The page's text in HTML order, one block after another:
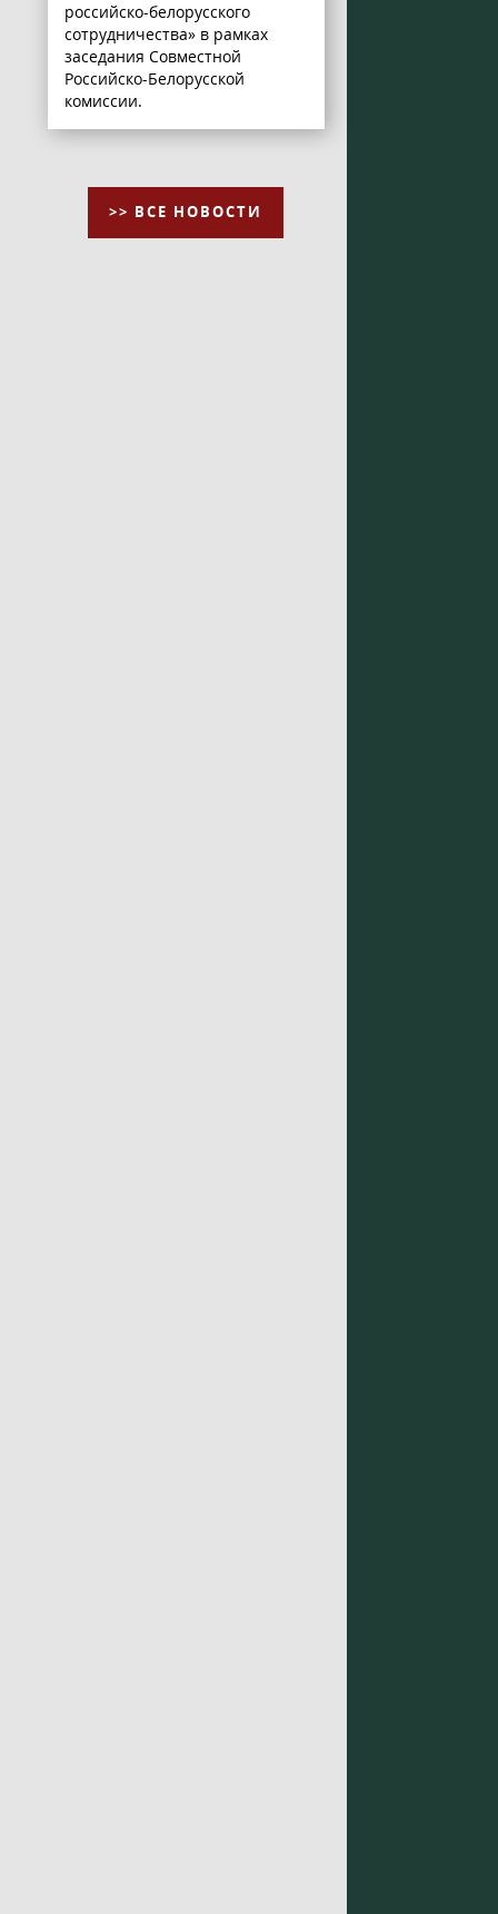
российско-белорусского
сотрудничества» в рамках
заседания Совместной
Российско-Белорусской
комиссии.
>> ВСЕ НОВОСТИ